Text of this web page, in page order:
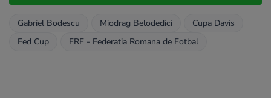
Gabriel Bodescu Miodrag Belodedici
Cupa Davis
Fed Cup
FRF - Federatia Romana de Fotbal